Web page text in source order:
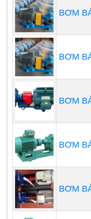
gắn vào đầu vào và
hút. Cơ chế của
bên dưới).
BƠM
BƠM
BƠM
BƠM
BƠM